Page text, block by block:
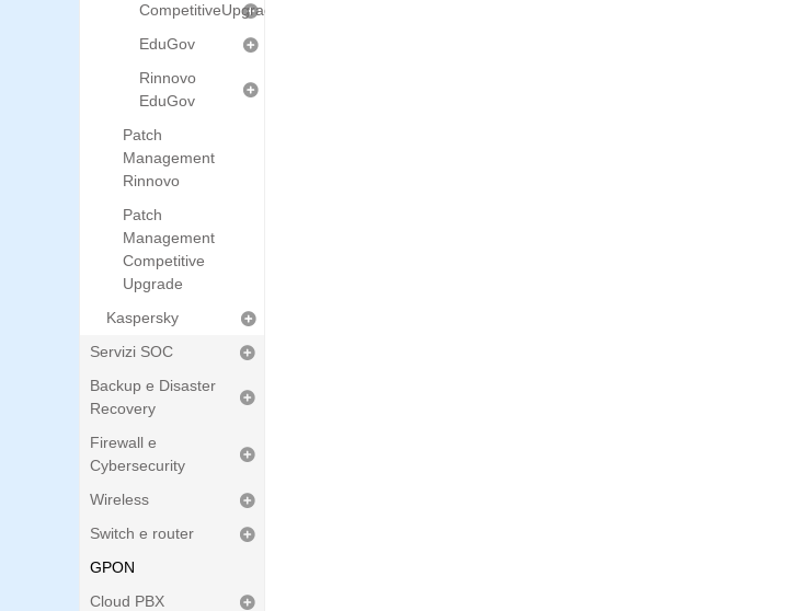
CompetitiveUpgrade
EduGov
Rinnovo
EduGov
Patch
Management
Rinnovo
Patch
Management
Competitive
Upgrade
Kaspersky
Servizi SOC
Backup e Disaster
Recovery
Firewall e
Cybersecurity
Wireless
Switch e router
GPON
Cloud PBX